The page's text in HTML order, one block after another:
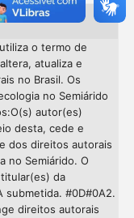
o termo de
atualiza e
no Brasil. Os
no Semiárido
autor(es)
desta, cede e
dos direitos autorais
no Semiárido. O
da
submetida. #0D#0A2.
direitos autorais